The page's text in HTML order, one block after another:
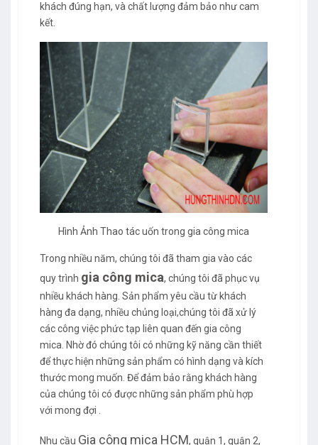
khách đúng hạn, và chất lượng đảm bảo như cam
kết.
Hình Ảnh Thao tác uốn trong gia công mica
Trong nhiều năm, chúng tôi đã tham gia vào các
quy trình gia công mica, chúng tôi đã phục vụ
nhiều khách hàng. Sản phẩm yêu cầu từ khách
hàng đa dạng, nhiều chủng loại,chúng tôi đã xử lý
các công việc phức tạp liên quan đến gia công
mica. Nhờ đó chúng tôi có những kỹ năng cần thiết
để thực hiện những sản phẩm có hình dạng và kích
thước mong muốn. Để đảm bảo rằng khách hàng
của chúng tôi có được những sản phẩm phù hợp
với mong đợi .
Nhu cầu Gia công mica HCM, quận 1, quận 2,